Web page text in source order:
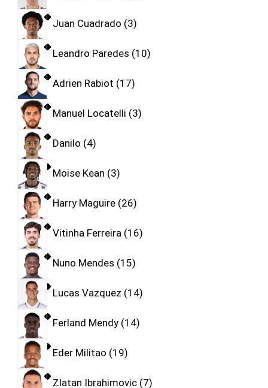
Juan Cuadrado 3
Leandro Paredes 10
Adrien Rabiot 17
Manuel Locatelli 3
Danilo 4
Moise Kean 3
Harry Maguire 26
Vitinha Ferreira 16
Nuno Mendes 15
Lucas Vazquez 14
Ferland Mendy 14
Eder Militao 19
Zlatan Ibrahimovic 7